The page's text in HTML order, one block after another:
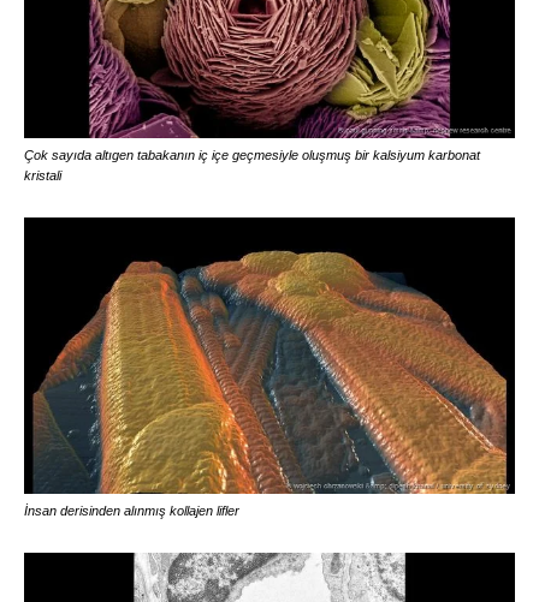
Çok sayıda altıgen tabakanın iç içe geçmesiyle oluşmuş bir kalsiyum karbonat
kristali
İnsan derisinden alınmış kollajen lifler